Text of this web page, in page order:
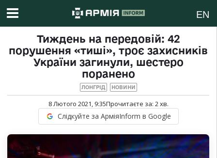
EN
Тиждень на передовій: 42
порушення «тиші», троє захисників
України загинули, шестеро
поранено
ЛОНГРІД НОВИНИ
8 Лютого 2021, 9:35Прочитаєте за: 2хв.
Слідкуйте за АрміяInform в Google